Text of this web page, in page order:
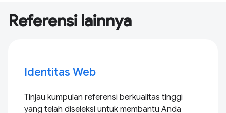
Referensi lainnya
Identitas Web
Tinjau kumpulan referensi berkualitas tinggi
yang telah diseleksi untuk membantu Anda